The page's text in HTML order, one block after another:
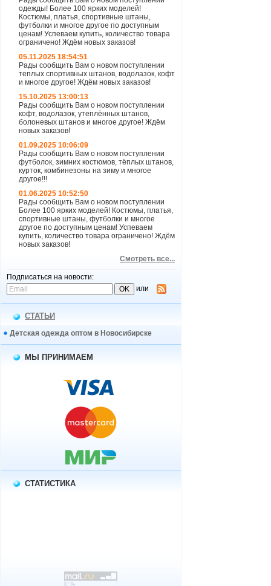
одежды! Более 100 ярких моделей!
Костюмы, платья, спортивные штаны,
футболки и многое другое по доступным
ценам! Успеваем купить, количество товара
ограничено! Ждём новых заказов!
05.11.2025 18:54:51
Рады сообщить Вам о новом поступлении
теплых спортивных штанов, водолазок, кофт
и многое другое! Ждём новых заказов!
15.10.2025 13:00:13
Рады сообщить Вам о новом поступлении
кофт, водолазок, утеплённых штанов,
болоневых штанов и многое другое! Ждём
новых заказов!
01.09.2025 10:06:09
Рады сообщить Вам о новом поступлении
футболок, зимних костюмов, тёплых штанов,
курток, комбинезоны на зиму и многое
другое!!!
01.06.2025 10:52:50
Рады сообщить Вам о новом поступлении
Более 100 ярких моделей! Костюмы, платья,
спортивные штаны, футболки и многое
другое по доступным ценам! Успеваем
купить, количество товара ограничено! Ждём
новых заказов!
Смотреть все...
Подписаться на новости:
или
СТАТЬИ
Детская одежда оптом в Новосибирске
МЫ ПРИНИМАЕМ
СТАТИСТИКА